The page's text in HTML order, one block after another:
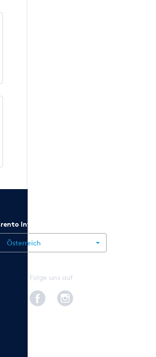
International
Österreich
Folge uns auf